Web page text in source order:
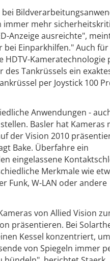
mehr
Anzeige ausreichte",
Einparkhilfen." Auch
Kameratechnologie
Tankrüssels ein
per Joystick 100
Anwendungen -
Basler hat Kameras
der Vision 2010
Bake. Überfahre ein
eingelassene
Merkmale wie
Funk, W-LAN oder andere
von Allied Vision
präsentieren. Bei
Kessel konzentriert,
von Spiegeln immer